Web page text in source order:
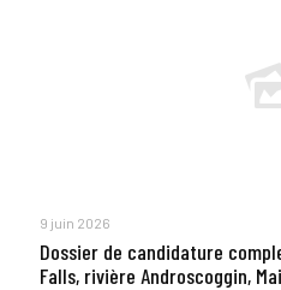
9 juin 2026
Dossier de candidature
Falls, rivière Androscoggin,